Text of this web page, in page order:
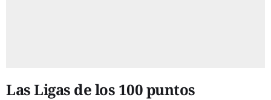
Las Ligas de los 100 puntos